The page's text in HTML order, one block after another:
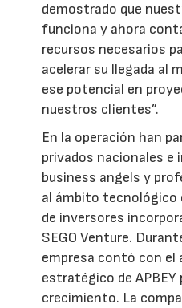
demostrado que
funciona y ahora
recursos necesarios
acelerar su llegada al
ese potencial en
nuestros clientes”.
En la operación han
privados nacionales e
business angels y
al ámbito tecnológico
de inversores
SEGO Venture.
empresa contó con el
estratégico de APBEY
crecimiento. La